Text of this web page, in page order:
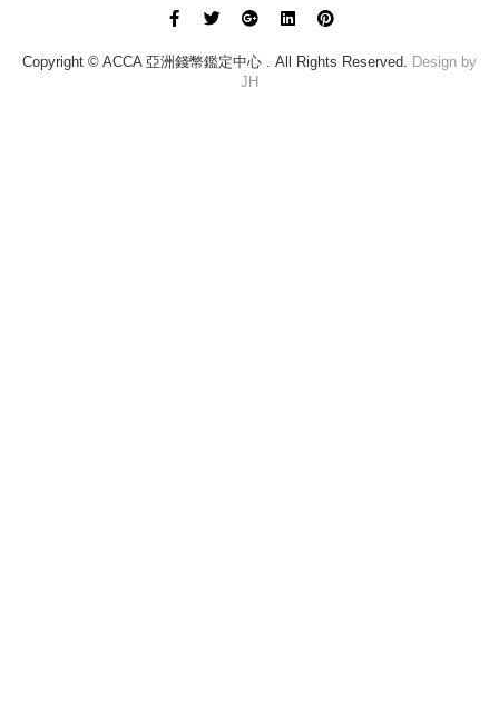
Copyright © ACCA 亞洲錢幣鑑定中心 . All Rights Reserved. Design by
JH